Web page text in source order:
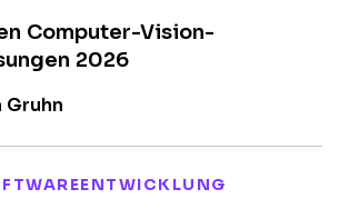
Computer-Vision-
2026
Gruhn